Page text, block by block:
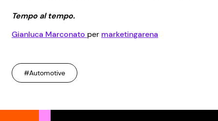
Tempo al tempo.
Gianluca Marconato per marketingarena
#Automotive